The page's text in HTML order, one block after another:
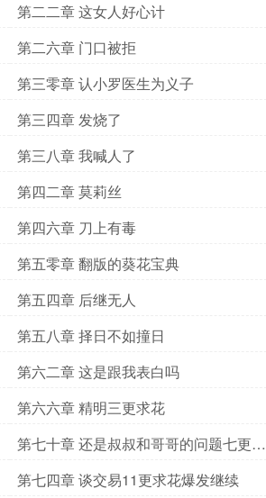
第二二章 这女人好心计
第二六章 门口被拒
第三零章 认小罗医生为义子
第三四章 发烧了
第三八章 我喊人了
第四二章 莫莉丝
第四六章 刀上有毒
第五零章 翻版的葵花宝典
第五四章 后继无人
第五八章 择日不如撞日
第六二章 这是跟我表白吗
第六六章 精明三更求花
第七十章 还是叔叔和哥哥的问题七更求
花
第七四章 谈交易11更求花爆发继续